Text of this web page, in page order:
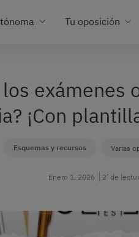
Tu oposición
¡Con
Esquemas y recursos Varias
Enero 1, 2026 2’ de